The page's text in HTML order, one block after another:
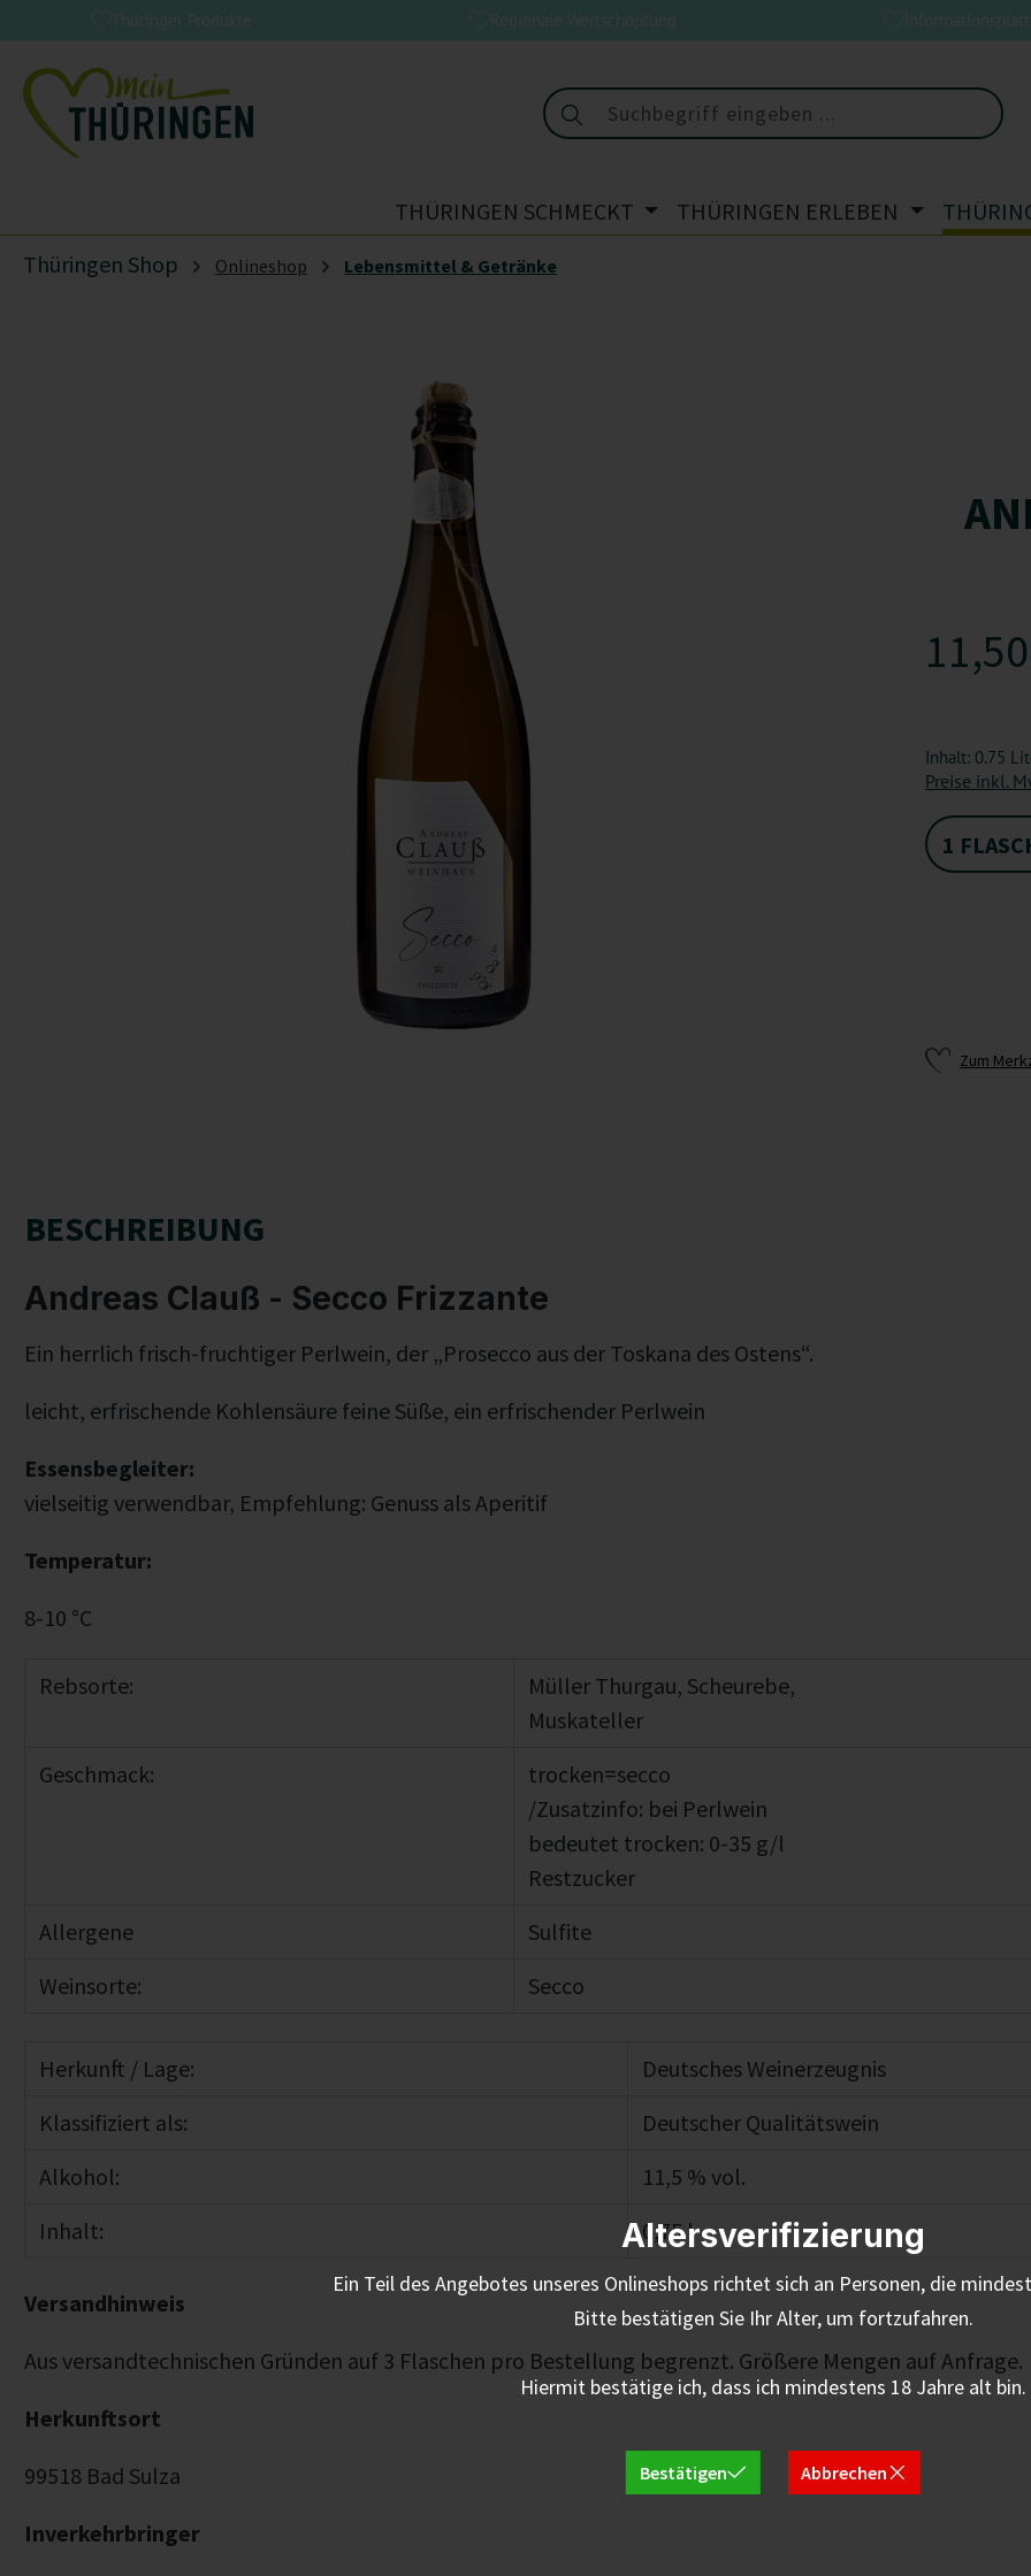
THÜRINGEN SCHMECKT THÜRINGEN ERLEBEN
Thüringen Shop
Onlineshop Lebensmittel & Getränke
Inhalt: 0.75
Preise inkl.
Zum
BESCHREIBUNG
Andreas Clauß - Secco Frizzante
Ein herrlich frisch-fruchtiger Perlwein, der „Prosecco aus der Toskana des Ostens“.
leicht, erfrischende Kohlensäure feine Süße, ein erfrischender Perlwein
Essensbegleiter:
vielseitig verwendbar, Empfehlung: Genuss als Aperitif
Temperatur:
8-10 °C
Rebsorte:
Müller Thurgau, Scheurebe,
Muskateller
Geschmack:
trocken=secco
/Zusatzinfo: bei Perlwein
bedeutet trocken: 0-35 g/l
Restzucker
Allergene
Sulfite
Weinsorte:
Secco
Herkunft / Lage:
Deutsches Weinerzeugnis
Klassifiziert als:
Deutscher Qualitätswein
Alkohol:
11,5 % vol.
Inhalt:
0,75 l
Versandhinweis
Aus versandtechnischen Gründen auf 3 Flaschen pro Bestellung begrenzt. Größere Mengen auf Anfrage.
Herkunftsort
99518 Bad Sulza
Inverkehrbringer
Altersverifizierung
Ein Teil des Angebotes unseres Onlineshops richtet sich an Personen, die
Bitte bestätigen Sie Ihr Alter, um fortzufahren.
Hiermit bestätige ich, dass ich mindestens 18 Jahre alt bin.
Bestätigen Abbrechen